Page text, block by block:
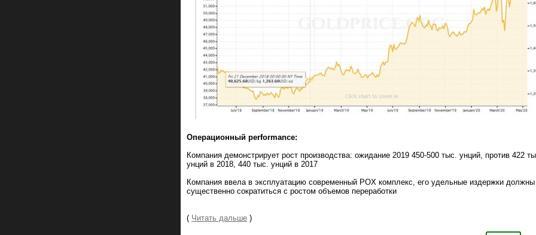
Операционный performance:
Компания демонстрирует рост производства: ожидание 2019 450-500 тыс. унций, против 422
унций в 2018, 440 тыс. унций в 2017
Компания ввела в эксплуатацию современный POX комплекс, его удельные издержки должны
существенно сократиться с ростом объемов переработки
( Читать дальше )